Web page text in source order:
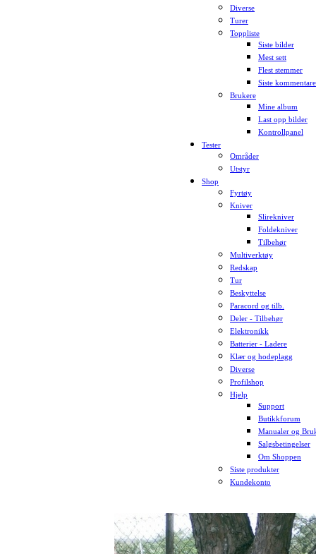
Diverse
Turer
Toppliste
Siste bilder
Mest sett
Flest stemmer
Siste
Brukere
Mine album
Last opp bilder
Kontrollpanel
Tester
Områder
Utstyr
Shop
Fyrtøy
Kniver
Slirekniver
Foldekniver
Tilbehør
Multiverktøy
Redskap
Tur
Beskyttelse
Paracord og tilb.
Deler - Tilbehør
Elektronikk
Batterier - Ladere
Klær og hodeplagg
Diverse
Profilshop
Hjelp
Support
Butikkforum
Manualer og
Salgsbetingelser
Om Shoppen
Siste produkter
Kundekonto